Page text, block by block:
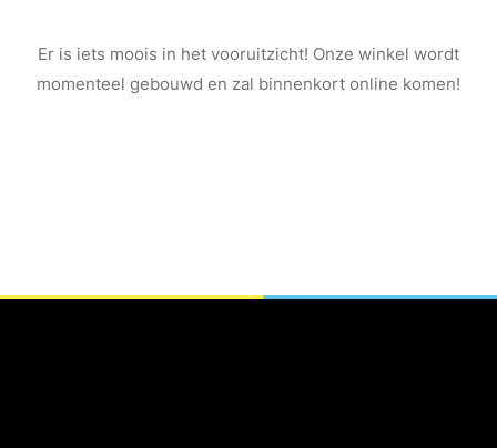
Er is iets moois in het vooruitzicht! Onze winkel wordt
momenteel gebouwd en zal binnenkort online komen!